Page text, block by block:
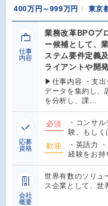
400万円～999万円 東京
仕事
内容
業務改革BPOプ
ー候補として、
ステム要件定義
ライアントや開
▶仕事内容 ・支出
データを集約し、
を分析し、課…
応募
資格
必須
・コンサ
験、もし
歓迎
・英語力
経験をお
会社
概要
世界有数のソリュ
ス企業として、